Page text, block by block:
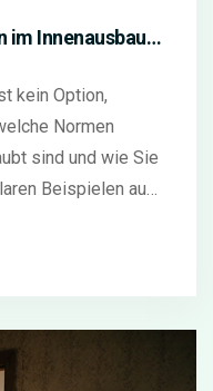
Innenausbau:
kein Option,
Normen
sind und wie Sie
Beispielen aus